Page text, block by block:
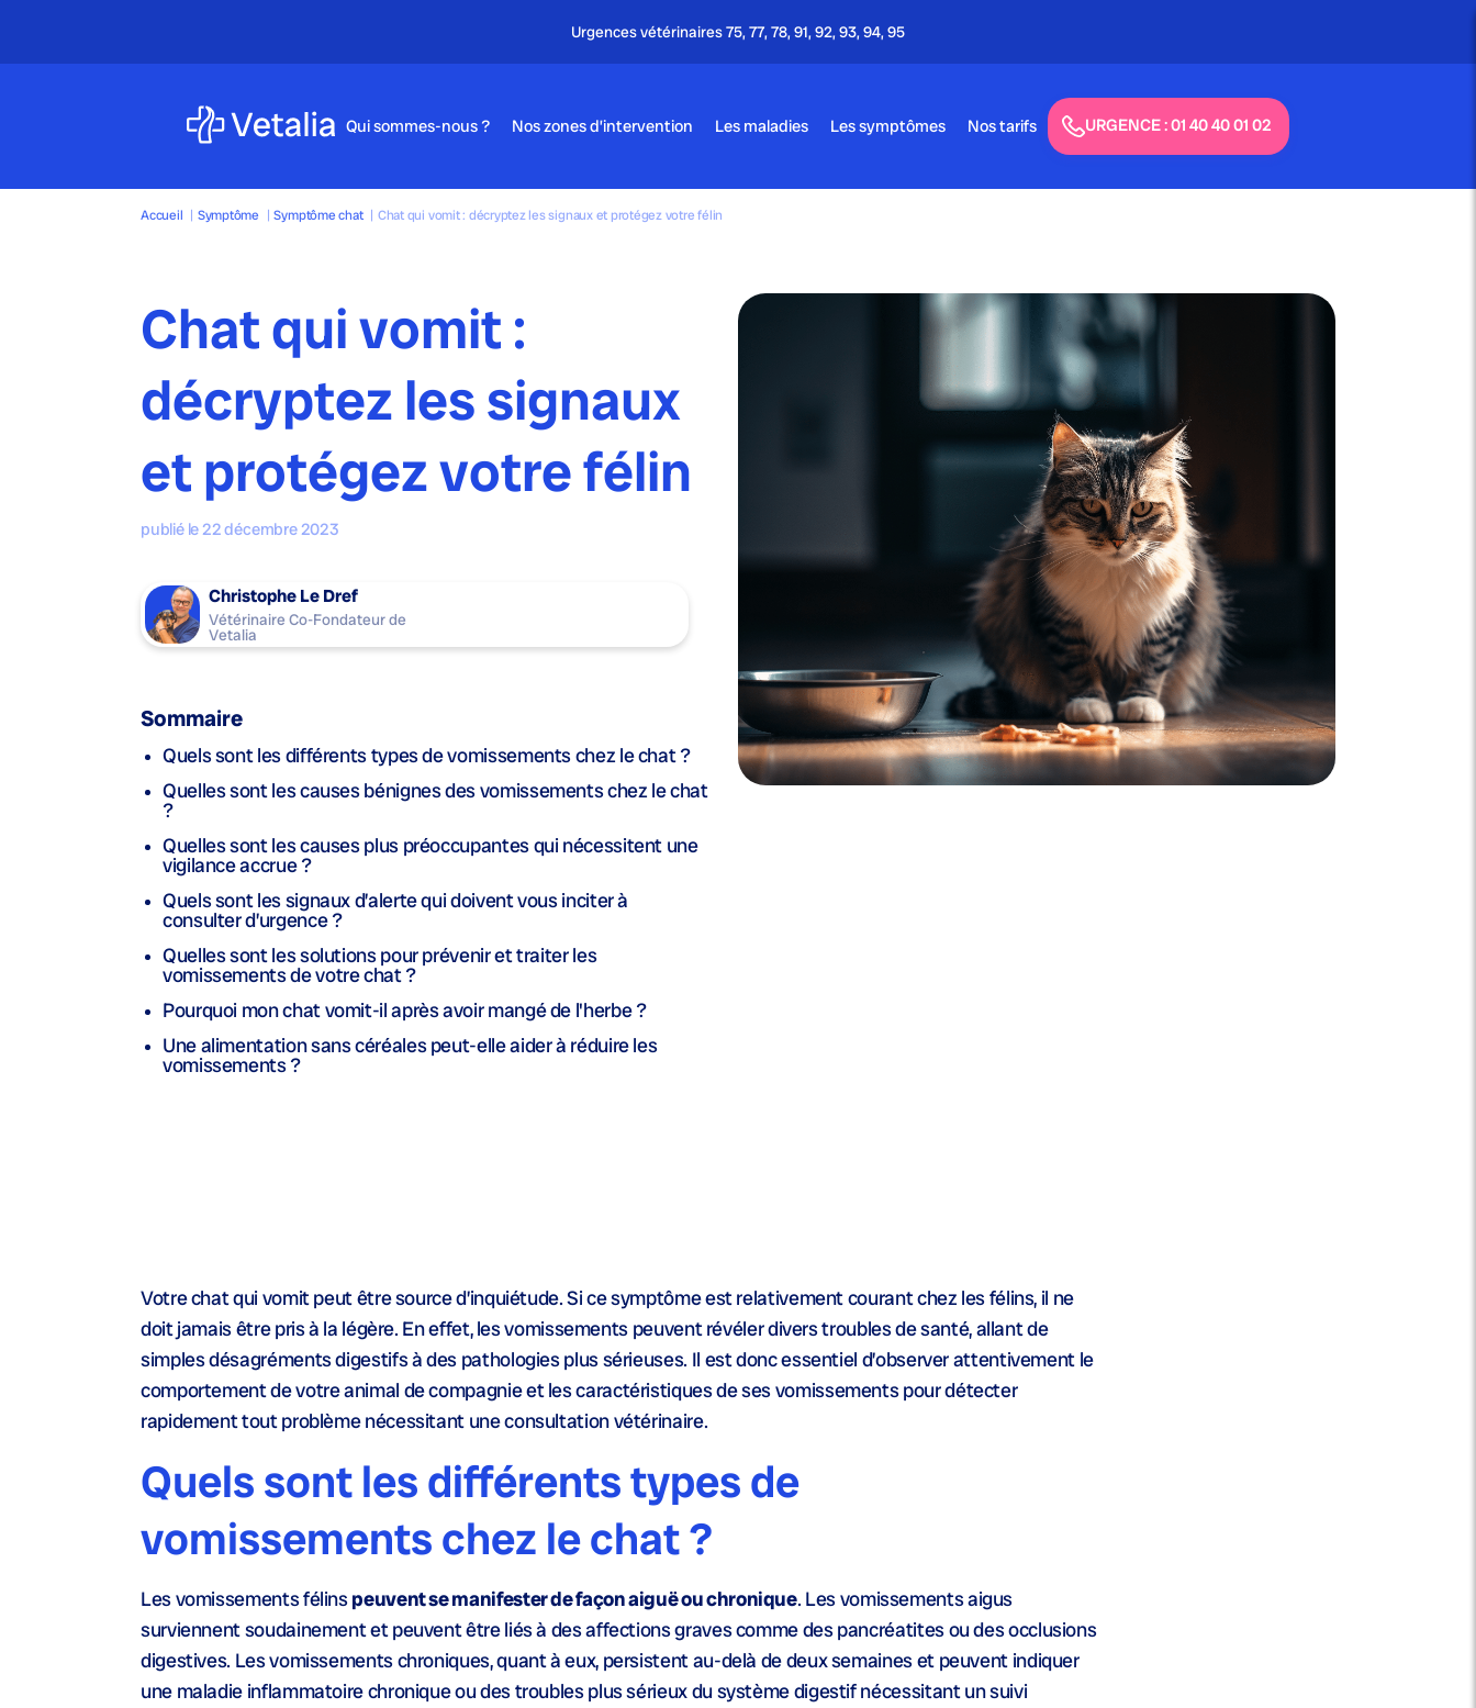
Qui sommes-nous ? Nos zones d’intervention Les maladies Les symptômes Nos tarifs URGENCE : 01 40 40 01 02
Accueil | Symptôme | Symptôme chat | Chat qui vomit : décryptez les signaux et protégez votre félin
Chat qui vomit :
décryptez les signaux
et protégez votre félin
publié le 22 décembre 2023
Christophe Le Dref
Vétérinaire Co-Fondateur de
Vetalia
Sommaire
Quels sont les différents types de vomissements chez le chat ?
Quelles sont les causes bénignes des vomissements chez le chat
?
Quelles sont les causes plus préoccupantes qui nécessitent une
vigilance accrue ?
Quels sont les signaux d’alerte qui doivent vous inciter à
consulter d’urgence ?
Quelles sont les solutions pour prévenir et traiter les
vomissements de votre chat ?
Pourquoi mon chat vomit-il après avoir mangé de l'herbe ?
Une alimentation sans céréales peut-elle aider à réduire les
vomissements ?
Votre chat qui vomit peut être source d’inquiétude. Si ce symptôme est relativement courant chez les félins, il ne
doit jamais être pris à la légère. En effet, les vomissements peuvent révéler divers troubles de santé, allant de
simples désagréments digestifs à des pathologies plus sérieuses. Il est donc essentiel d’observer attentivement le
comportement de votre animal de compagnie et les caractéristiques de ses vomissements pour détecter
rapidement tout problème nécessitant une consultation vétérinaire.
Quels sont les différents types de
vomissements chez le chat ?
Les vomissements félinspeuvent se manifester de façon aiguë ou chronique. Les vomissements aigus
surviennent soudainement et peuvent être liés à des affections graves comme des pancréatites ou des occlusions
digestives. Les vomissements chroniques, quant à eux, persistent au-delà de deux semaines et peuvent indiquer
une maladie inflammatoire chronique ou des troubles plus sérieux du système digestif nécessitant un suivi